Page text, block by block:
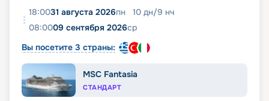
18:0031 августа 2026пн 10 дн/9 нч
08:0009 сентября 2026ср
Вы посетите 3 страны:
MSC Fantasia
СТАНДАРТ